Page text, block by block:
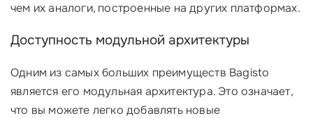
чем их аналоги, построенные на других платформах.
Доступность модульной архитектуры
Одним из самых больших преимуществ Bagisto
является его модульная архитектура. Это означает,
что вы можете легко добавлять новые